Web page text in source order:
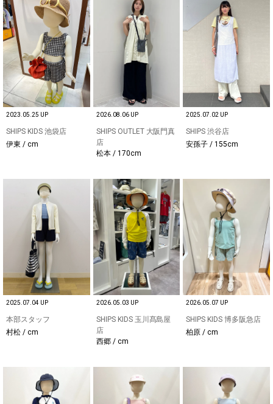
2023.05.25 UP
SHIPS KIDS 池袋店
伊東 / cm
2026.08.06 UP
SHIPS OUTLET 大阪門真
店
松本 / 170cm
2025.07.02 UP
SHIPS 渋谷店
安孫子 / 155cm
2025.07.04 UP
本部スタッフ
村松 / cm
2026.05.03 UP
SHIPS KIDS 玉川髙島屋
店
西郷 / cm
2026.05.07 UP
SHIPS KIDS 博多阪急店
柏原 / cm